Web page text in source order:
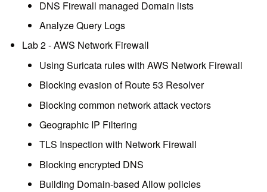
DNS Firewall managed Domain lists
Analyze Query Logs
Lab 2 - AWS Network Firewall
Using Suricata rules with AWS Network Firewall
Blocking evasion of Route 53 Resolver
Blocking common network attack vectors
Geographic IP Filtering
TLS Inspection with Network Firewall
Blocking encrypted DNS
Building Domain-based Allow policies